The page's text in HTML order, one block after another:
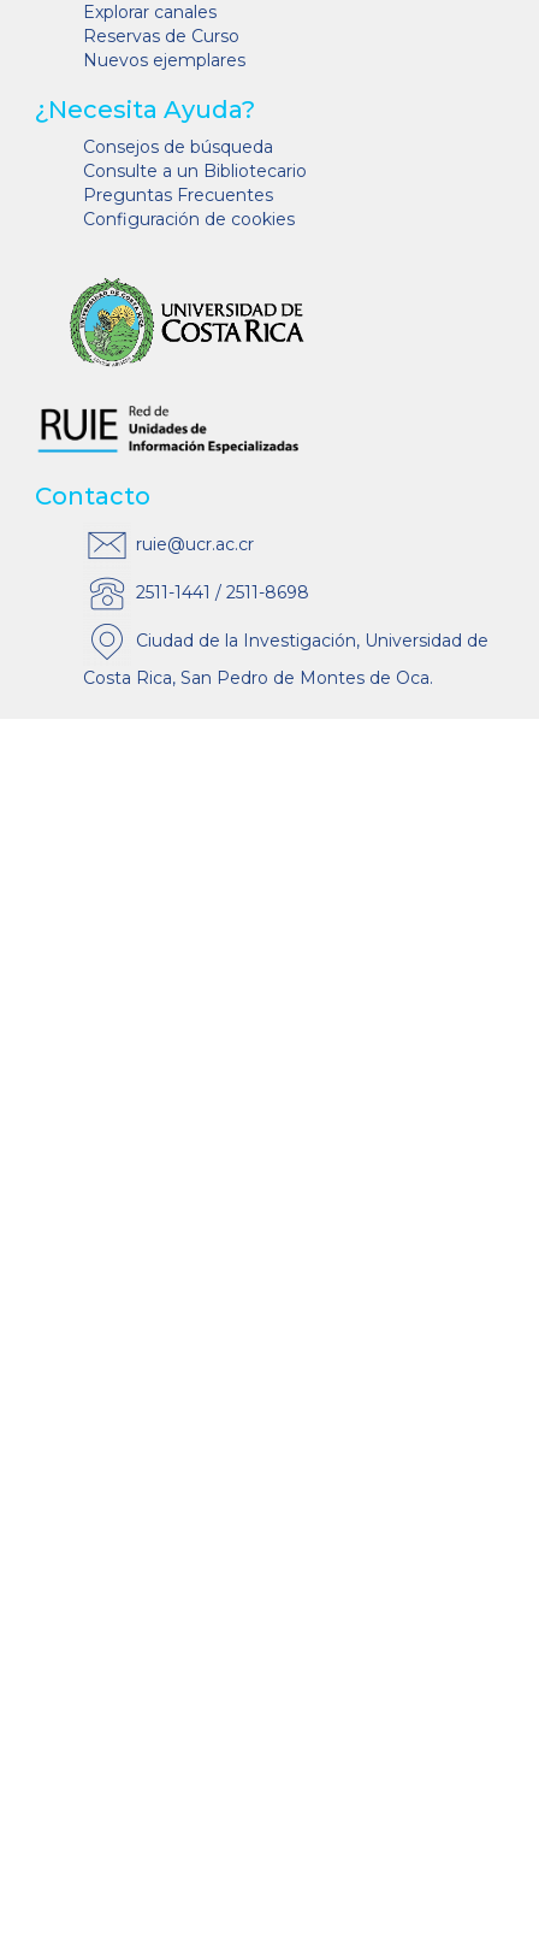
Explorar canales
Reservas de Curso
Nuevos ejemplares
¿Necesita Ayuda?
Consejos de búsqueda
Consulte a un Bibliotecario
Preguntas Frecuentes
Configuración de cookies
Contacto
ruie@ucr.ac.cr
2511-1441 / 2511-8698
Ciudad de la Investigación, Universidad de
Costa Rica, San Pedro de Montes de Oca.